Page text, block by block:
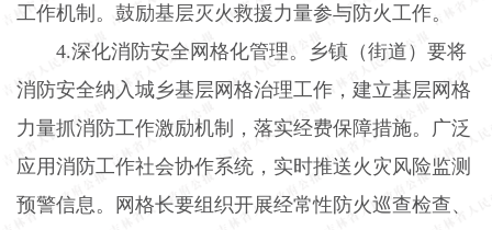
工作机制。鼓励基层灭火救援力量参与防火工作。
4.深化消防安全网格化管理。乡镇（街道）要将
消防安全纳入城乡基层网格治理工作，建立基层网格
力量抓消防工作激励机制，落实经费保障措施。广泛
应用消防工作社会协作系统，实时推送火灾风险监测
预警信息。网格长要组织开展经常性防火巡查检查、